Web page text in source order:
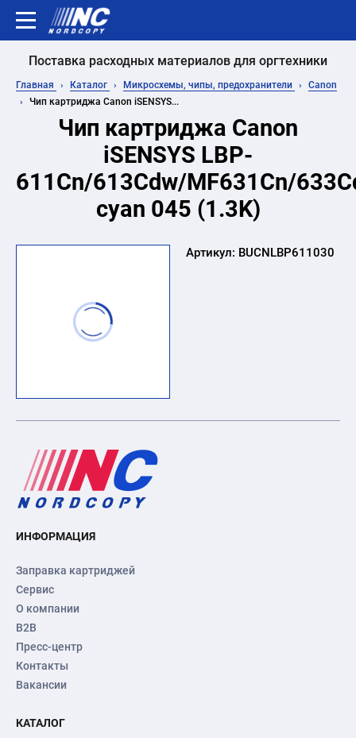
Поставка расходных материалов для оргтехники
Главная Каталог Микросхемы, чипы, предохранители
Canon
Чип картриджа Canon iSENSYS...
Чип картриджа Canon
iSENSYS LBP-
611Cn/613Cdw/MF631Cn/
cyan 045 (1.3K)
Артикул: BUCNLBP611030
ИНФОРМАЦИЯ
Заправка картриджей
Сервис
О компании
B2B
Пресс-центр
Контакты
Вакансии
КАТАЛОГ